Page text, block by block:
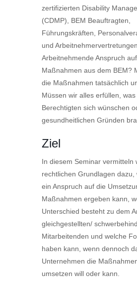
zertifizierten Disability
(CDMP), BEM Beauftragten,
Führungskräften,
und
Arbeitnehmende Anspruch
Maßnahmen aus dem BEM?
die Maßnahmen tatsächlich
Müssen wir alles erfüllen, was
Berechtigten sich wünschen
gesundheitlichen Gründen
Ziel
In diesem Seminar vermitteln
rechtlichen Grundlagen dazu,
ein Anspruch auf die
Maßnahmen ergeben kann,
Unterschied besteht zu dem
gleichgestellten/
Mitarbeitenden und welche
haben kann, wenn dennoch
Unternehmen die
umsetzen will oder kann.